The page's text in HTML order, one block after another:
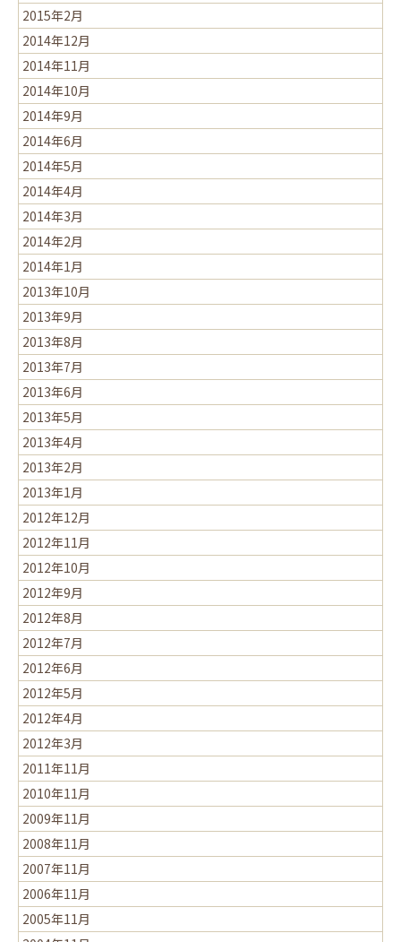
2015年2月
2014年12月
2014年11月
2014年10月
2014年9月
2014年6月
2014年5月
2014年4月
2014年3月
2014年2月
2014年1月
2013年10月
2013年9月
2013年8月
2013年7月
2013年6月
2013年5月
2013年4月
2013年2月
2013年1月
2012年12月
2012年11月
2012年10月
2012年9月
2012年8月
2012年7月
2012年6月
2012年5月
2012年4月
2012年3月
2011年11月
2010年11月
2009年11月
2008年11月
2007年11月
2006年11月
2005年11月